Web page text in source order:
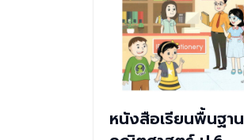
หนังสือเรียนพื้นฐาน